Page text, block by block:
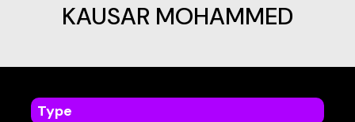
KAUSAR MOHAMMED
Type